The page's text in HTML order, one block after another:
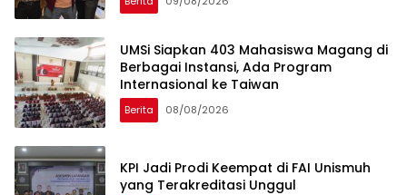
UMSi Siapkan 403 Mahasiswa Magang di
Berbagai Instansi, Ada Program
Internasional ke Taiwan
Berita 08/08/2026
KPI Jadi Prodi Keempat di FAI Unismuh
yang Terakreditasi Unggul